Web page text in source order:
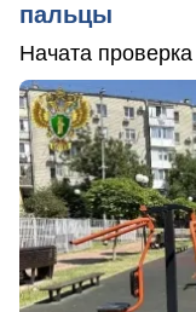
пальцы
Начата проверка